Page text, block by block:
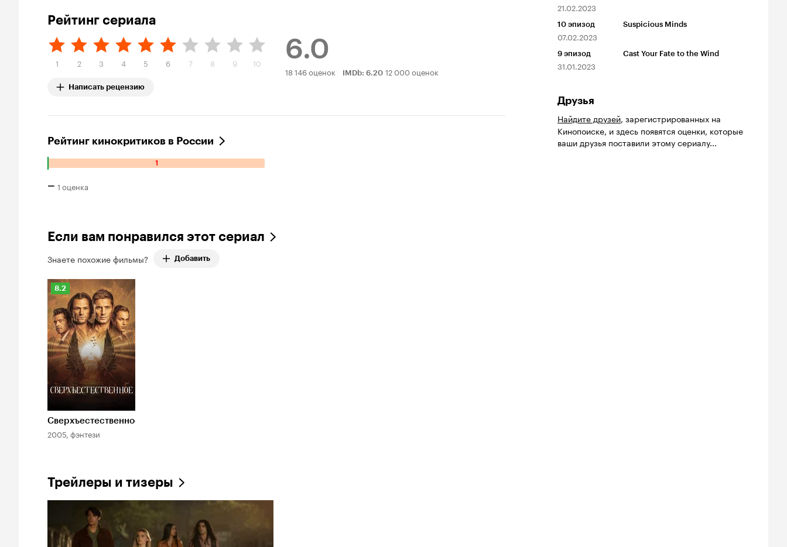
Рейтинг сериала
1 2 3 4 5 6 7 8 9 10
Написать рецензию
6.0
Рейтинг
18 146 оценок IMDb: 6.20 12 000 оценок
Рейтинг кинокритиков в России
1
Количество
оценок:
– 1 оценка
Если вам понравился этот сериал
Знаете похожие фильмы? Добавить
Рейтинг
Кинопоиска
8.2
8.2
Сверхъестественное
2005, фэнтези
Трейлеры и тизеры
21.02.2023
10 эпизод
07.02.2023
Suspicious Minds
9 эпизод
31.01.2023
Cast Your Fate to the Wind
Друзья
Найдите друзей, зарегистрированных на
Кинопоиске, и здесь появятся оценки, которые
ваши друзья поставили этому сериалу...